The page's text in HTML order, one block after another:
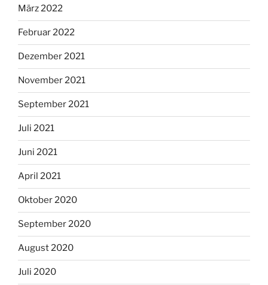
März 2022
Februar 2022
Dezember 2021
November 2021
September 2021
Juli 2021
Juni 2021
April 2021
Oktober 2020
September 2020
August 2020
Juli 2020